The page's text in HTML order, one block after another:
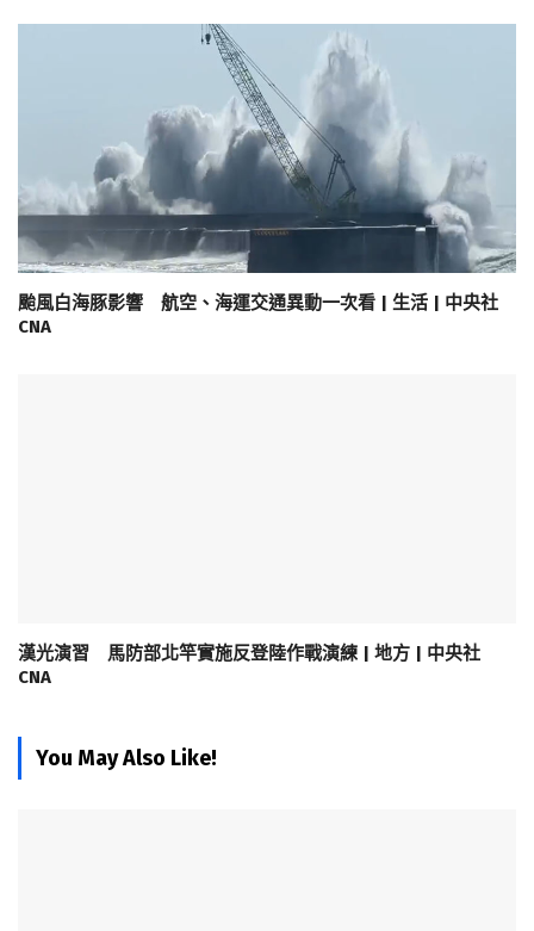
颱風白海豚影響 航空、海運交通異動一次看 | 生活 | 中央社
CNA
漢光演習 馬防部北竿實施反登陸作戰演練 | 地方 | 中央社
CNA
You May Also Like!